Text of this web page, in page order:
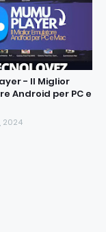
- Il Miglior
Android per PC e
2024